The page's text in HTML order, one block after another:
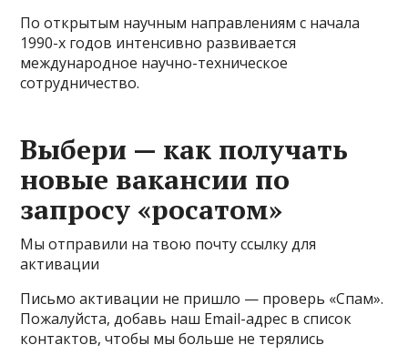
По открытым научным направлениям с начала
1990-х годов интенсивно развивается
международное научно-техническое
сотрудничество.
Выбери — как получать
новые вакансии по
запросу «росатом»
Мы отправили на твою почтуссылку для
активации
Письмо активации не пришло — проверь «Спам».
Пожалуйста, добавь наш Email-адрес в список
контактов, чтобы мы больше не терялись